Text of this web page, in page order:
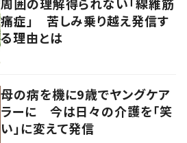
痛症」 苦しみ乗り越え発信す
る理由とは
母の病を機に9歳でヤングケア
ラーに 今は日々の介護を「笑
い」に変えて発信